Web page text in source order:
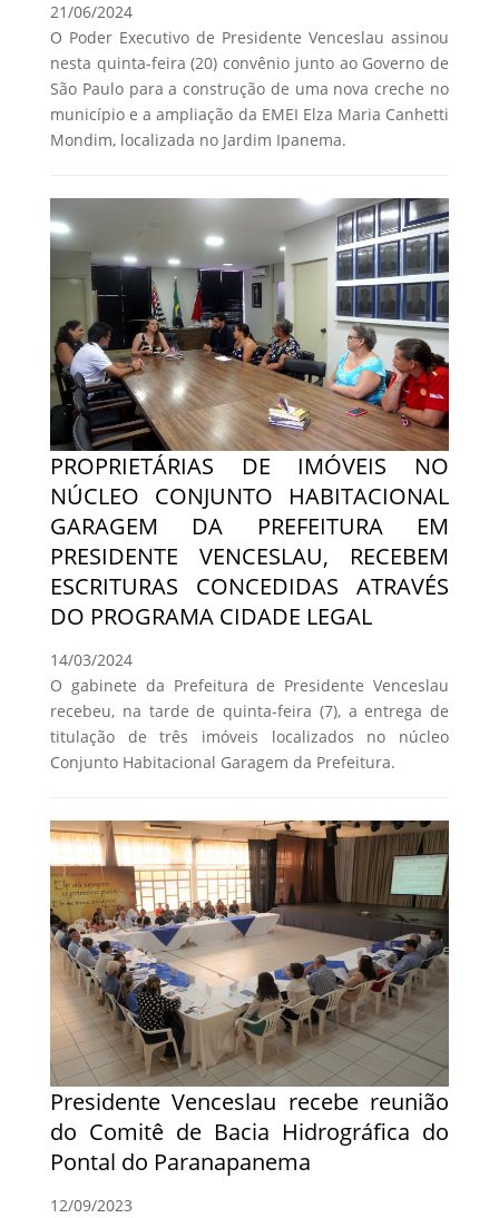
21/06/2024
O Poder Executivo de Presidente Venceslau assinou
nesta quinta-feira (20) convênio junto ao Governo de
São Paulo para a construção de uma nova creche no
município e a ampliação da EMEI Elza Maria Canhetti
Mondim, localizada no Jardim Ipanema.
PROPRIETÁRIAS DE IMÓVEIS NO
NÚCLEO CONJUNTO HABITACIONAL
GARAGEM DA PREFEITURA EM
PRESIDENTE VENCESLAU, RECEBEM
ESCRITURAS CONCEDIDAS ATRAVÉS
DO PROGRAMA CIDADE LEGAL
14/03/2024
O gabinete da Prefeitura de Presidente Venceslau
recebeu, na tarde de quinta-feira (7), a entrega de
titulação de três imóveis localizados no núcleo
Conjunto Habitacional Garagem da Prefeitura.
Presidente Venceslau recebe reunião
do Comitê de Bacia Hidrográfica do
Pontal do Paranapanema
12/09/2023